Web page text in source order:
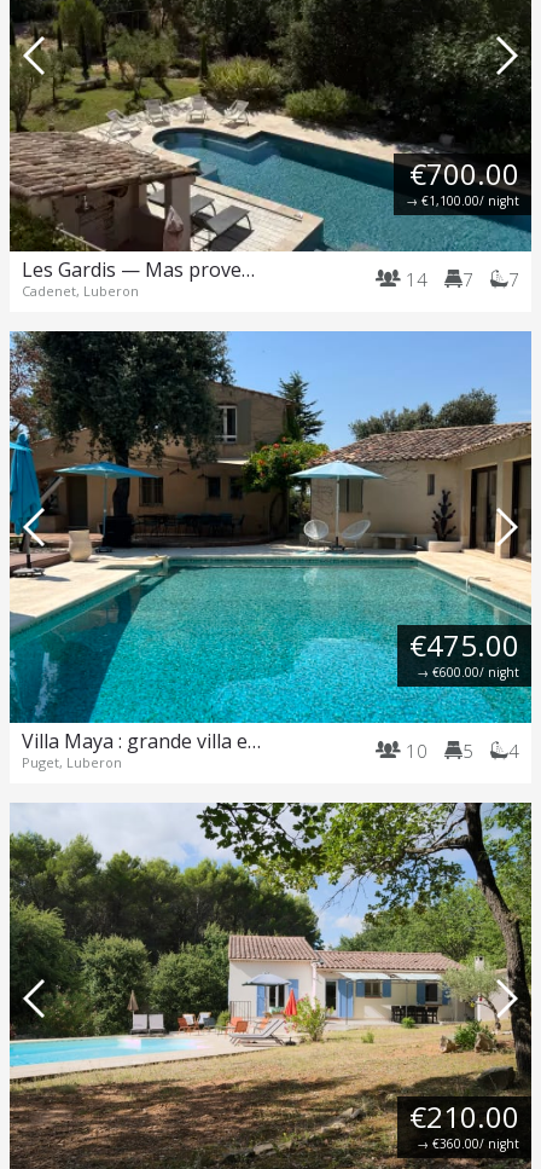
€700.00
→ €1,100.00/ night
Les Gardis — Mas provençal d'exception au cœur du Luberon
Cadenet, Luberon 14 7 7
€475.00
→ €600.00/ night
Villa Maya : grande villa et piscine incroyable au pied du Luberon
Puget, Luberon 10 5 4
€210.00
→ €360.00/ night